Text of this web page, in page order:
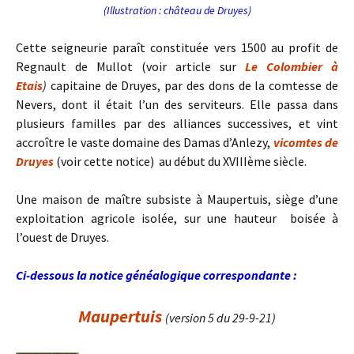
(Illustration : château de Druyes)
Cette seigneurie paraît constituée vers 1500 au profit de
Regnault de Mullot (voir article sur Le Colombier à
Etais) capitaine de Druyes, par des dons de la comtesse de
Nevers, dont il était l’un des serviteurs. Elle passa dans
plusieurs familles par des alliances successives, et vint
accroître le vaste domaine des Damas d’Anlezy, vicomtes de
Druyes (voir cette notice) au début du XVIIIème siècle.
Une maison de maître subsiste à Maupertuis, siège d’une
exploitation agricole isolée, sur une hauteur boisée à
l’ouest de Druyes.
Ci-dessous la notice généalogique correspondante :
Maupertuis (version 5 du 29-9-21)